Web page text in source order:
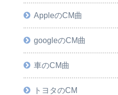
AppleのCM曲
googleのCM曲
車のCM曲
トヨタのCM